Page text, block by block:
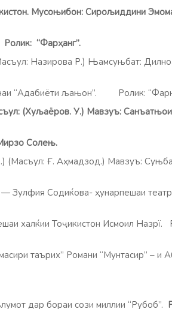
Мусоњибон: Сирољиддини
“Фарҳанг”.
Назирова Р.) Њамсуњбат:
“Адабиёти љањон”. Ролик:
(Хуљаёров. У.) Мавзуъ:
Солењ.
Ғ. Аҳмадзод.) Мавзуъ:
Содиќова- ҳунарпешаи театри
халќии Тоҷикистон Исмоил Назрї.
таърих” Романи “Мунтасир” – и
дар бораи сози миллии “Рубоб”.